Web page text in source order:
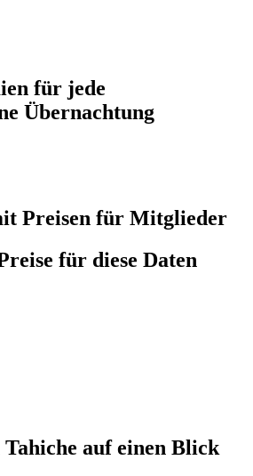
für jede
Übernachtung
Preisen für Mitglieder
für diese Daten
auf einen Blick